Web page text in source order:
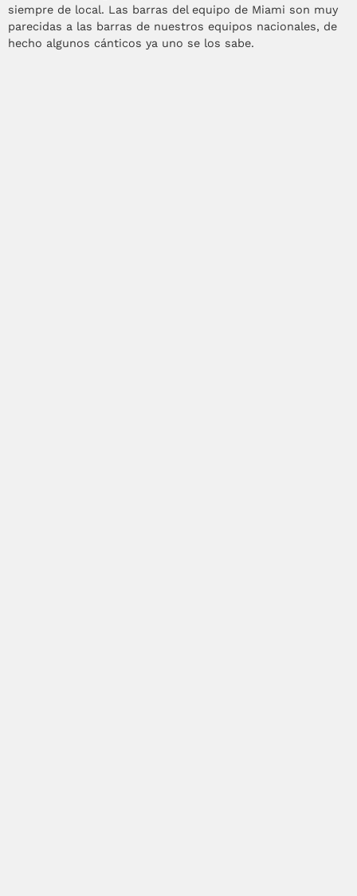
siempre de local. Las barras del equipo de Miami son muy
parecidas a las barras de nuestros equipos nacionales, de
hecho algunos cánticos ya uno se los sabe.